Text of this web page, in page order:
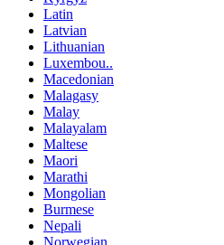
Latin
Latvian
Lithuanian
Luxembou..
Macedonian
Malagasy
Malay
Malayalam
Maltese
Maori
Marathi
Mongolian
Burmese
Nepali
Norwegian